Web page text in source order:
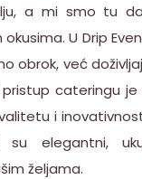
a mi smo tu
U Drip
obrok, već
pristup cateringu
i
su elegantni,
željama.